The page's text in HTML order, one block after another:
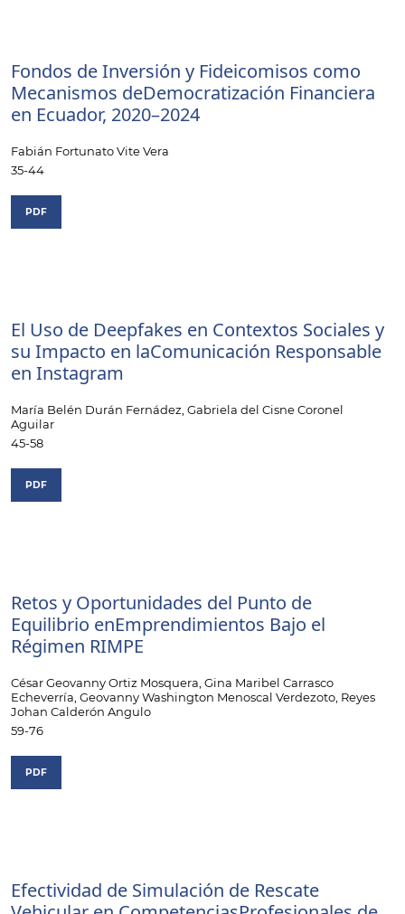
Fondos de Inversión y Fideicomisos como
Mecanismos deDemocratización Financiera
en Ecuador, 2020–2024
Fabián Fortunato Vite Vera
35-44
PDF
El Uso de Deepfakes en Contextos Sociales y
su Impacto en laComunicación Responsable
en Instagram
María Belén Durán Fernádez, Gabriela del Cisne Coronel
Aguilar
45-58
PDF
Retos y Oportunidades del Punto de
Equilibrio enEmprendimientos Bajo el
Régimen RIMPE
César Geovanny Ortiz Mosquera, Gina Maribel Carrasco
Echeverría, Geovanny Washington Menoscal Verdezoto, Reyes
Johan Calderón Angulo
59-76
PDF
Efectividad de Simulación de Rescate